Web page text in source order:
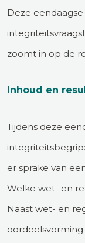
Deze
zoomt in op de
Inhoud en
Tijdens deze
er sprake van
Welke wet- en
Naast wet- en